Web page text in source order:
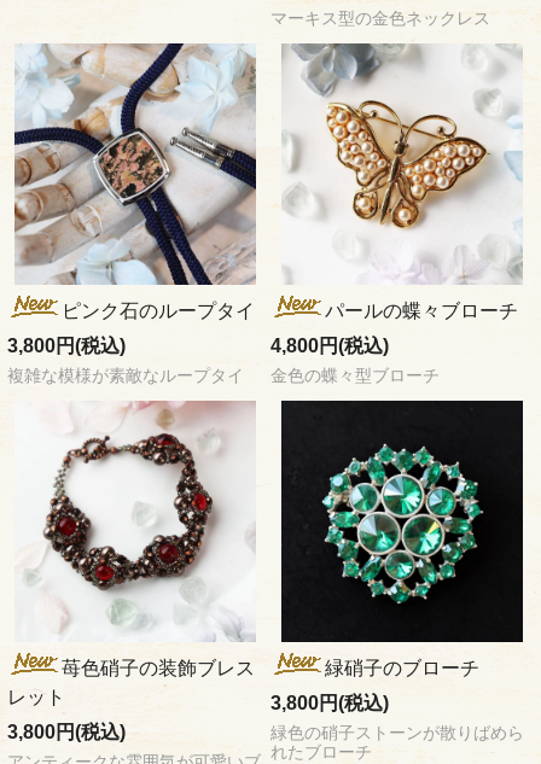
マーキス型の金色ネックレス
ピンク石のループタイ
3,800円(税込)
複雑な模様が素敵なループタイ
パールの蝶々ブローチ
4,800円(税込)
金色の蝶々型ブローチ
苺色硝子の装飾ブレス
レット
3,800円(税込)
緑硝子のブローチ
3,800円(税込)
緑色の硝子ストーンが散りばめら
れたブローチ